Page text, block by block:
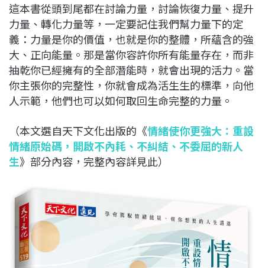
這本書從頭到尾都在討論力量，討論恢復力量、提升
力量、轉化力量等，一定要記住我們幫力量下的定
義：力量是你的價值，也就是你的整體，所蘊含的強
大、正向能量。那是當你容許你所有能量存在，而非
抽乾你已經擁有的全部潛能時，就會出現的活力。當
你主張你的完整性，你就會成為活生生的標準，向他
人示範，他們也可以如何取回生命完整的力量。
（本文選自天下文化出版的《情緒使你更強大：重設
情緒原始碼，開啟不內耗、不糾結、不委屈的新人
生》部分內容，完整內容詳見此）